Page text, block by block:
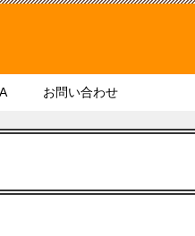
お問い合わせ